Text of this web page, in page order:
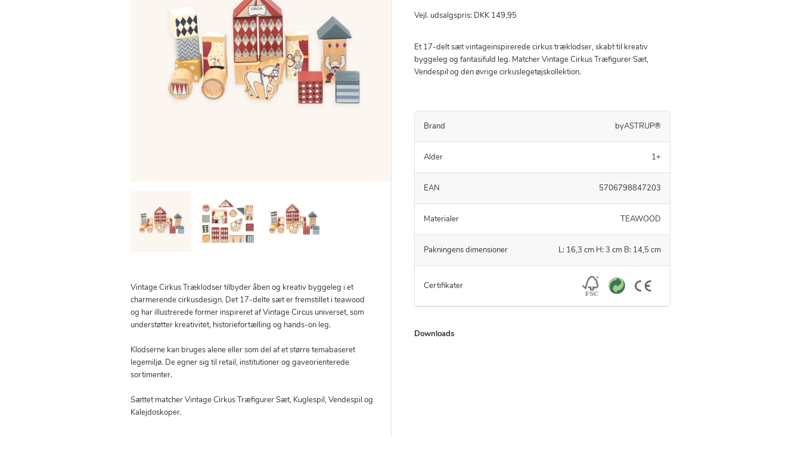
Vintage Cirkus Træklodser tilbyder åben og kreativ byggeleg i et
charmerende cirkusdesign. Det 17-delte sæt er fremstillet i teawood
og har illustrerede former inspireret af Vintage Circus universet, som
understøtter kreativitet, historiefortælling og hands-on leg.
Klodserne kan bruges alene eller som del af et større temabaseret
legemiljø. De egner sig til retail, institutioner og gaveorienterede
sortimenter.
Sættet matcher Vintage Cirkus Træfigurer Sæt, Kuglespil, Vendespil og
Kalejdoskoper.
Vejl. udsalgspris: DKK 149,95
Et 17-delt sæt vintageinspirerede cirkus træklodser, skabt til kreativ
byggeleg og fantasifuld leg. Matcher Vintage Cirkus Træfigurer Sæt,
Vendespil og den øvrige cirkuslegetøjskollektion.
Brand byASTRUP®
Alder 1+
EAN 5706798847203
Materialer TEAWOOD
Pakningens dimensioner L: 16,3 cm H: 3 cm B: 14,5 cm
Certifikater
Downloads